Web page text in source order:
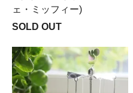
ェ・ミッフィー)
SOLD OUT